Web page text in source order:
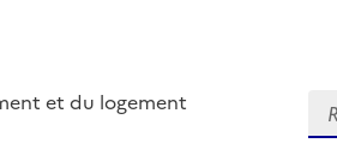
et du logement